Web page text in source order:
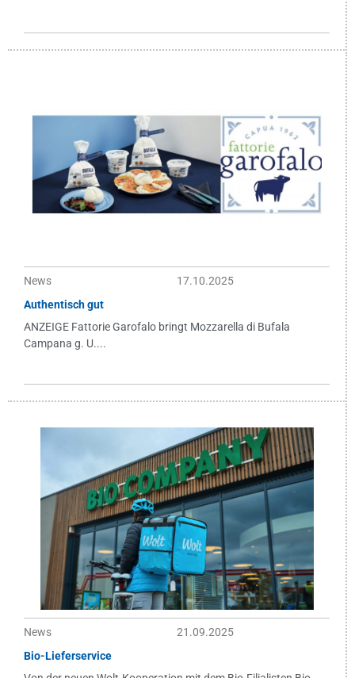
News
17.10.2025
Authentisch gut
ANZEIGE Fattorie Garofalo bringt Mozzarella di Bufala
Campana g. U....
News
21.09.2025
Bio-Lieferservice